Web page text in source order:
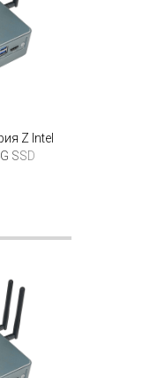
Z Intel
SSD